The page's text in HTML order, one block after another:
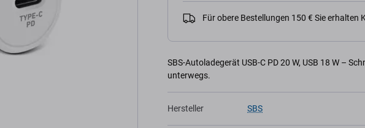
Für obere Bestellungen 150 € Sie erhalten
SBS-Autoladegerät USB-C PD 20 W, USB 18 W –
unterwegs.
Hersteller SBS